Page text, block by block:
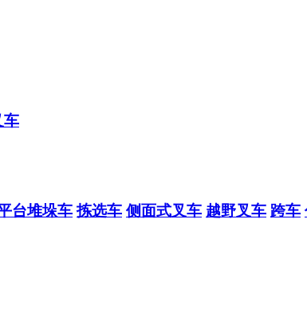
车
台堆垛车 拣选车 侧面式叉车 越野叉车 跨车